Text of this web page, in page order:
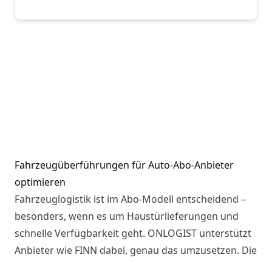
Fahrzeugüberführungen für Auto-Abo-Anbieter
optimieren
Fahrzeuglogistik ist im Abo-Modell entscheidend –
besonders, wenn es um Haustürlieferungen und
schnelle Verfügbarkeit geht. ONLOGIST unterstützt
Anbieter wie FINN dabei, genau das umzusetzen. Die